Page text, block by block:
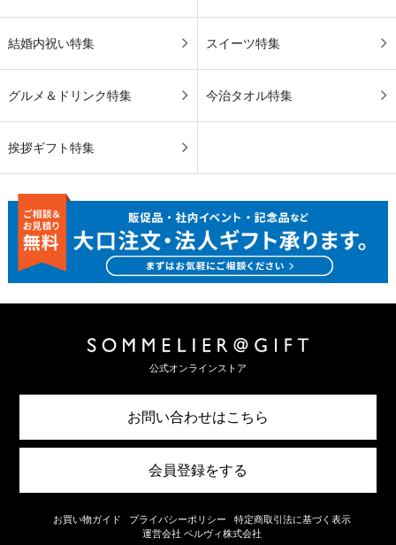
結婚内祝い特集 スイーツ特集
グルメ＆ドリンク特集 今治タオル特集
挨拶ギフト特集
公式オンラインストア
お問い合わせはこちら
会員登録をする
お買い物ガイド プライバシーポリシー
特定商取引法に基づく表示
運営会社 ベルヴィ株式会社